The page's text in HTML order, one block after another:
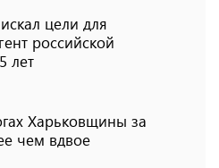
цели для
российской
лет
Харьковщины за
чем вдвое